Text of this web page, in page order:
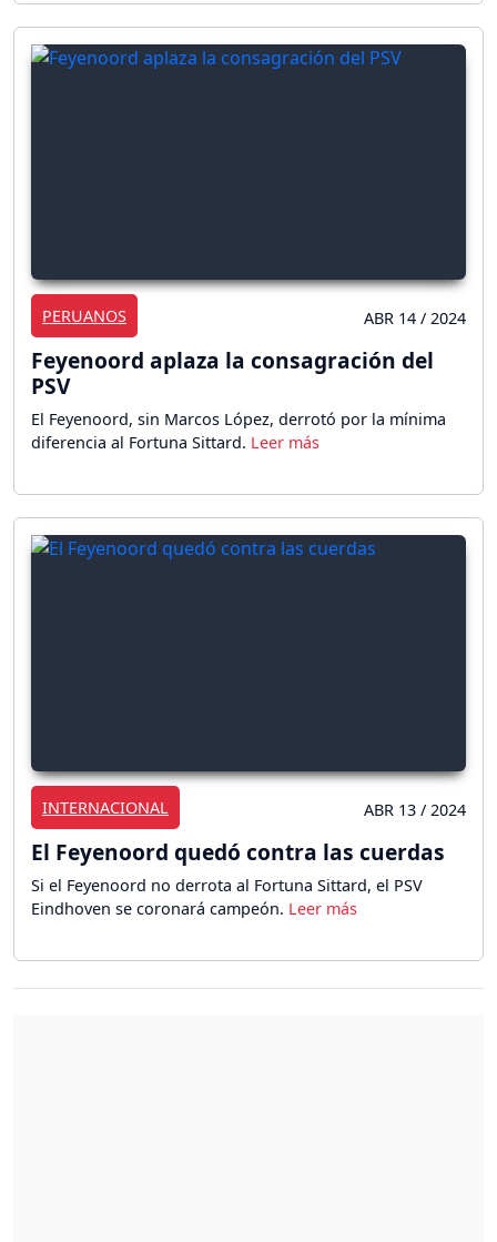
PERUANOS ABR 14 / 2024
Feyenoord aplaza la consagración del
PSV
El Feyenoord, sin Marcos López, derrotó por la mínima
diferencia al Fortuna Sittard.
INTERNACIONAL ABR 13 / 2024
El Feyenoord quedó contra las cuerdas
Si el Feyenoord no derrota al Fortuna Sittard, el PSV
Eindhoven se coronará campeón.